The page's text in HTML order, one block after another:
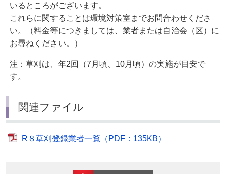
いるところがございます。
これらに関することは環境対策室までお問合わせくださ
い。（料金等につきましては、業者または自治会（区）に
お尋ねください。）
注：草刈は、年2回（7月頃、10月頃）の実施が目安で
す。
関連ファイル
R８草刈登録業者一覧（PDF：135KB）